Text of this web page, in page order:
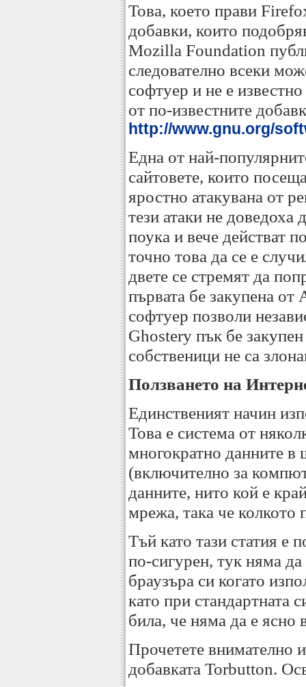
Това, което прави
добавки, които
Mozilla Foundation
следователно всеки
софтуер и не е
от по-известните
http://www.gnu.org/
Една от най-
сайтовете, които
яростно атакувана от
тези атаки не
поука и вече действат
точно това да се е
двете се стремят да
първата бе закупена
софтуер позволи
Ghostery пък бе
собственици не са
Ползването на
Единственият начин
Това е система от
многократно данните
(включително за
данните, нито кой е
мрежа, така че колкото
Тъй като тази статия е
по-сигурен, тук няма
браузъра си когато
като при стандартната
била, че няма да е ясно
Прочетете внимателно
добавката Torbutton.